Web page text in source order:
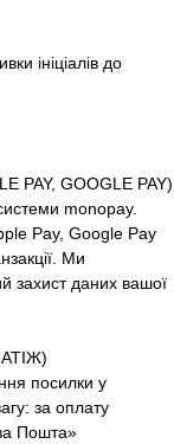
ініціалів до
PAY, GOOGLE PAY)
monopay.
Pay, Google Pay
Ми
захист даних вашої
посилки у
за оплату
Пошта»